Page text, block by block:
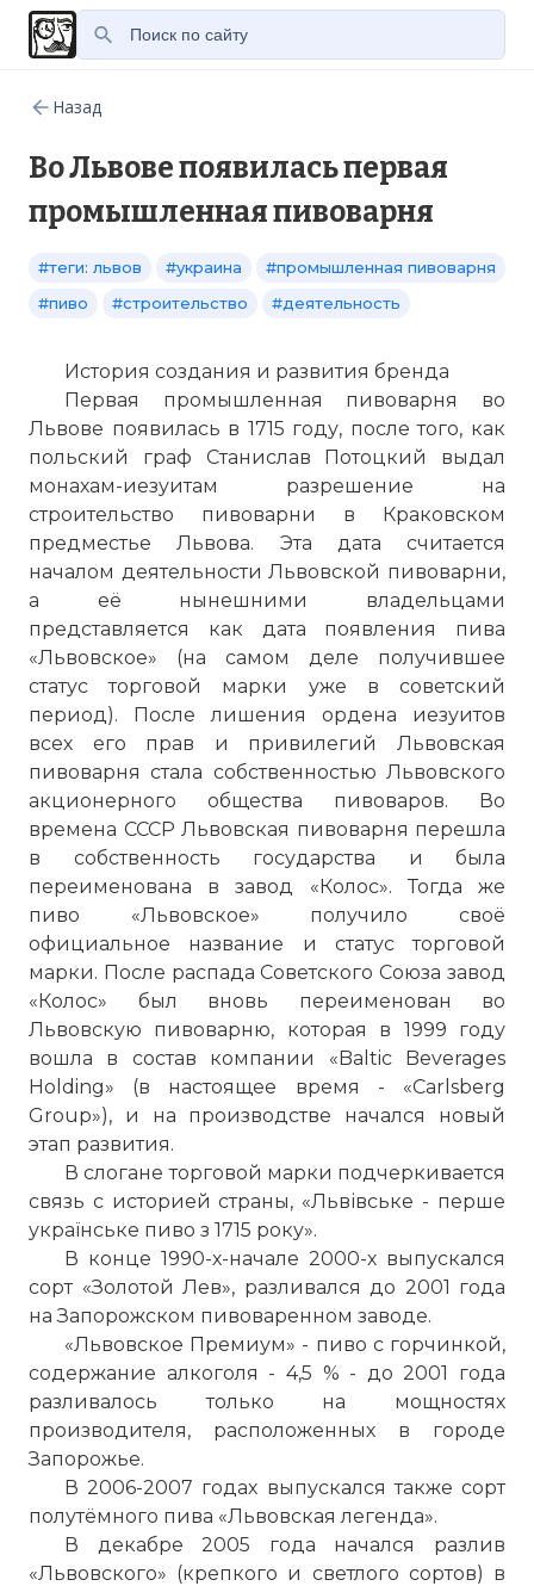
Назад
Во Львове появилась первая
промышленная пивоварня
#теги: львов #украина
#промышленная пивоварня
#пиво
#строительство #деятельность
История создания и развития бренда
Первая промышленная пивоварня во
Львове появилась в 1715 году, после того, как
польский граф Станислав Потоцкий выдал
монахам-иезуитам разрешение на
строительство пивоварни в Краковском
предместье Львова. Эта дата считается
началом деятельности Львовской пивоварни,
а её нынешними владельцами
представляется как дата появления пива
«Львовское» (на самом деле получившее
статус торговой марки уже в советский
период). После лишения ордена иезуитов
всех его прав и привилегий Львовская
пивоварня стала собственностью Львовского
акционерного общества пивоваров. Во
времена СССР Львовская пивоварня перешла
в собственность государства и была
переименована в завод «Колос». Тогда же
пиво «Львовское» получило своё
официальное название и статус торговой
марки. После распада Советского Союза завод
«Колос» был вновь переименован во
Львовскую пивоварню, которая в 1999 году
вошла в состав компании «Baltic Beverages
Hоlding» (в настоящее время - «Carlsberg
Group»), и на производстве начался новый
этап развития.
В слогане торговой марки подчеркивается
связь с историей страны, «Львівське - перше
українське пиво з 1715 року».
В конце 1990-х-начале 2000-х выпускался
сорт «Золотой Лев», разливался до 2001 года
на Запорожском пивоваренном заводе.
«Львовское Премиум» - пиво с горчинкой,
содержание алкоголя - 4,5 % - до 2001 года
разливалось только на мощностях
производителя, расположенных в городе
Запорожье.
В 2006-2007 годах выпускался также сорт
полутёмного пива «Львовская легенда».
В декабре 2005 года начался разлив
«Львовского» (крепкого и светлого сортов) в